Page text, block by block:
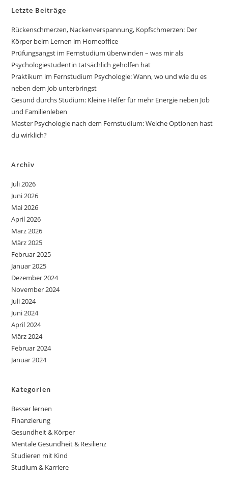
Letzte Beiträge
Rückenschmerzen, Nackenverspannung, Kopfschmerzen: Der
Körper beim Lernen im Homeoffice
Prüfungsangst im Fernstudium überwinden – was mir als
Psychologiestudentin tatsächlich geholfen hat
Praktikum im Fernstudium Psychologie: Wann, wo und wie du es
neben dem Job unterbringst
Gesund durchs Studium: Kleine Helfer für mehr Energie neben Job
und Familienleben
Master Psychologie nach dem Fernstudium: Welche Optionen hast
du wirklich?
Archiv
Juli 2026
Juni 2026
Mai 2026
April 2026
März 2026
März 2025
Februar 2025
Januar 2025
Dezember 2024
November 2024
Juli 2024
Juni 2024
April 2024
März 2024
Februar 2024
Januar 2024
Kategorien
Besser lernen
Finanzierung
Gesundheit & Körper
Mentale Gesundheit & Resilienz
Studieren mit Kind
Studium & Karriere